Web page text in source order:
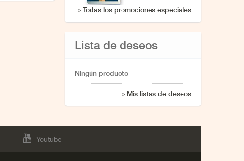
» Todas los promociones especiales
Lista de deseos
Ningún producto
» Mis listas de deseos
Youtube